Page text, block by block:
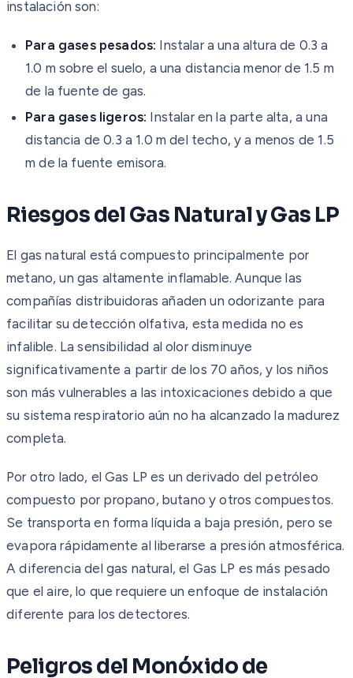
instalación son:
Para gases pesados: Instalar a una altura de 0.3 a
1.0 m sobre el suelo, a una distancia menor de 1.5 m
de la fuente de gas.
Para gases ligeros: Instalar en la parte alta, a una
distancia de 0.3 a 1.0 m del techo, y a menos de 1.5
m de la fuente emisora.
Riesgos del Gas Natural y Gas LP
El gas natural está compuesto principalmente por
metano, un gas altamente inflamable. Aunque las
compañías distribuidoras añaden un odorizante para
facilitar su detección olfativa, esta medida no es
infalible. La sensibilidad al olor disminuye
significativamente a partir de los 70 años, y los niños
son más vulnerables a las intoxicaciones debido a que
su sistema respiratorio aún no ha alcanzado la madurez
completa.
Por otro lado, el Gas LP es un derivado del petróleo
compuesto por propano, butano y otros compuestos.
Se transporta en forma líquida a baja presión, pero se
evapora rápidamente al liberarse a presión atmosférica.
A diferencia del gas natural, el Gas LP es más pesado
que el aire, lo que requiere un enfoque de instalación
diferente para los detectores.
Peligros del Monóxido de